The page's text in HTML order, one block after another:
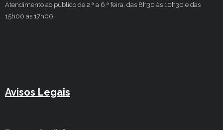
Atendimento ao público de 2.ª a 6.ª feira, das 8h30 às 10h30 e das
15h00 às 17h00.
Avisos Legais